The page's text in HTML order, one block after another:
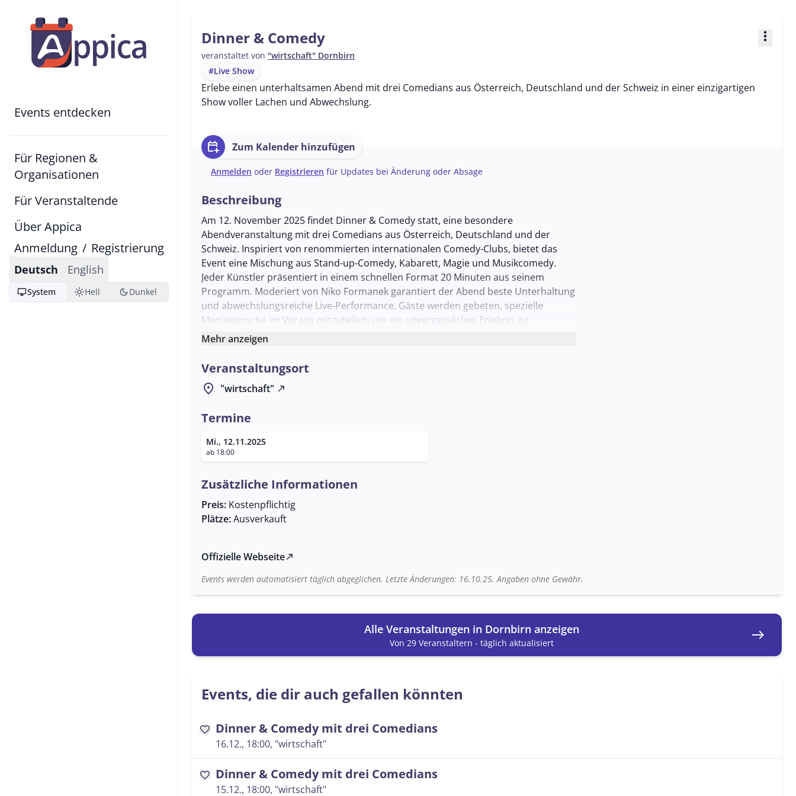
Events entdecken
Für Regionen &
Organisationen
Für Veranstaltende
Über Appica
Anmeldung / Registrierung
Deutsch English
desktop_windowsSystem light_modeHell dark_modeDunkel
Dinner & Comedy
veranstaltet von "wirtschaft" Dornbirn
more_vert
#Live Show
Erlebe einen unterhaltsamen Abend mit drei Comedians aus Österreich, Deutschland und der Schweiz in einer einzigartigen
Show voller Lachen und Abwechslung.
calendar_add_on Zum Kalender hinzufügen
Anmelden oder Registrieren für Updates bei Änderung oder Absage
Beschreibung
Am 12. November 2025 findet Dinner & Comedy statt, eine besondere
Abendveranstaltung mit drei Comedians aus Österreich, Deutschland und der
Schweiz. Inspiriert von renommierten internationalen Comedy-Clubs, bietet das
Event eine Mischung aus Stand-up-Comedy, Kabarett, Magie und Musikcomedy.
Jeder Künstler präsentiert in einem schnellen Format 20 Minuten aus seinem
Programm. Moderiert von Niko Formanek garantiert der Abend beste Unterhaltung
und abwechslungsreiche Live-Performance. Gäste werden gebeten, spezielle
Menüwünsche im Voraus mitzuteilen, um ein unvergessliches Erlebnis zu
gewährleisten.
Mehr anzeigen
Veranstaltungsort
location_on "wirtschaft" north_east
Termine
Mi., 12.11.2025
ab 18:00
Zusätzliche Informationen
Preis: Kostenpflichtig
Plätze:Ausverkauft
Offizielle Webseitenorth_east
Events werden automatisiert täglich abgeglichen. Letzte Änderungen: 16.10.25. Angaben ohne Gewähr.
Alle Veranstaltungen in Dornbirn anzeigen
Von 29 Veranstaltern - täglich aktualisiert east
Events, die dir auch gefallen könnten
favorite Dinner & Comedy mit drei Comedians
16.12., 18:00, "wirtschaft"
favorite Dinner & Comedy mit drei Comedians
15.12., 18:00, "wirtschaft"